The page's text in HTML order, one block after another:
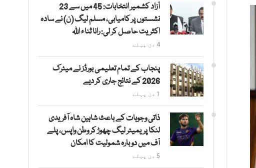
آزاد کشمیر انتخابات: 45 میں سے 23
نشستوں پر کامیابی، مسلم لیگ (ن) نے سادہ
اکثریت حاصل کر لی: رانا ثناء اللہ
4 دن پہلے
پنجاب کے تمام تعلیمی بورڈز نے میٹرک
2026 کے نتائج جاری کر دیے
1 دن پہلے
ذاتی وجوہات کے باعث شاہین شاہ آفریدی
لنکا پریمیئر لیگ چھوڑ کر وطن واپس، پلے
آف میں دوبارہ شمولیت کا امکان
5 دن پہلے